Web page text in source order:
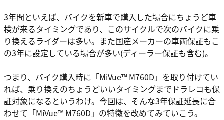
3年間といえば、バイクを新車で購入した場合にちょうど車
検が来るタイミングであり、このサイクルで次のバイクに乗
り換えるライダーは多い。また国産メーカーの車両保証もこ
の3年に設定している場合が多い(ディーラー保証も含む)。
つまり、バイク購入時に「MiVue™ M760D」を取り付けてい
れば、乗り換えのちょうどいいタイミングまでドラレコも保
証対象になるというわけ。今回は、そんな3年保証延長に合
わせて「MiVue™ M760D」の特徴を改めてみていこう。